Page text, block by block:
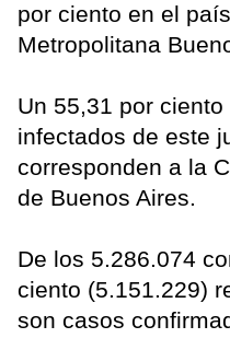
por ciento en el
Metropolitana
Un 55,31 por
infectados de este
corresponden a la
de Buenos Aires.
De los 5.286.074
ciento (5.151.229)
son casos